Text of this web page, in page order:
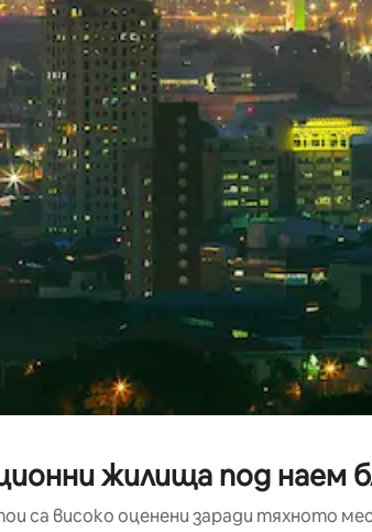
със стрелки нагоре и надолу или
жилища под наем
са високо оценени заради тяхното